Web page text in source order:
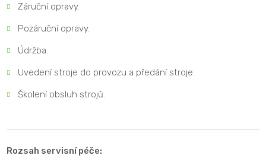
Záruční opravy.
Pozáruční opravy.
Údržba.
Uvedení stroje do provozu a předání stroje.
Školení obsluh strojů.
Rozsah servisní péče: